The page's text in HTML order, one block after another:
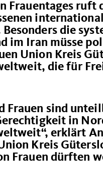
Frauentages ruft
die
im Iran müsse
Union Kreis
die für
Frauen sind
in
erklärt
Kreis
Frauen dürften